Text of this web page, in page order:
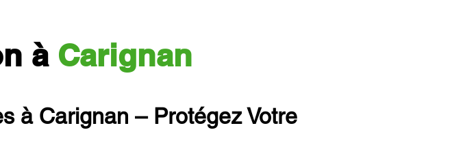
à Carignan
à Carignan – Protégez Votre